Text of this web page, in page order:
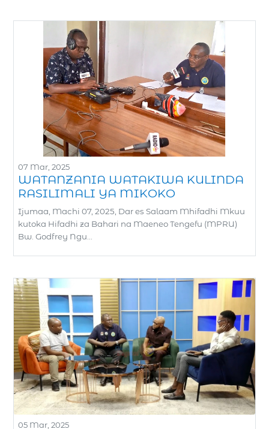
07 Mar, 2025
WATANZANIA WATAKIWA KULINDA
RASILIMALI YA MIKOKO
Ijumaa, Machi 07, 2025, Dar es Salaam Mhifadhi Mkuu
kutoka Hifadhi za Bahari na Maeneo Tengefu (MPRU)
Bw. Godfrey Ngu...
05 Mar, 2025